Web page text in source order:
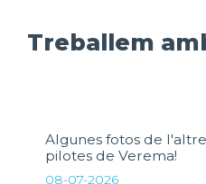
Treballem
Algunes fotos de
pilotes de Verema!
08-07-2026